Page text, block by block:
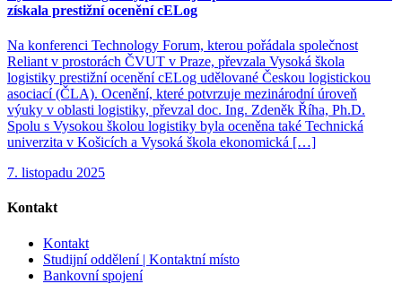
získala prestižní ocenění cELog
Na konferenci Technology Forum, kterou pořádala společnost
Reliant v prostorách ČVUT v Praze, převzala Vysoká škola
logistiky prestižní ocenění cELog udělované Českou logistickou
asociací (ČLA). Ocenění, které potvrzuje mezinárodní úroveň
výuky v oblasti logistiky, převzal doc. Ing. Zdeněk Říha, Ph.D.
Spolu s Vysokou školou logistiky byla oceněna také Technická
univerzita v Košicích a Vysoká škola ekonomická […]
7. listopadu 2025
Kontakt
Kontakt
Studijní oddělení | Kontaktní místo
Bankovní spojení